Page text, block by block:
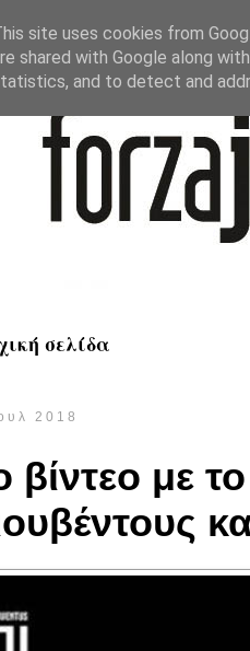
σελίδα
2018
βίντεο με
site uses cookies from
shared with Google along
and to detect and